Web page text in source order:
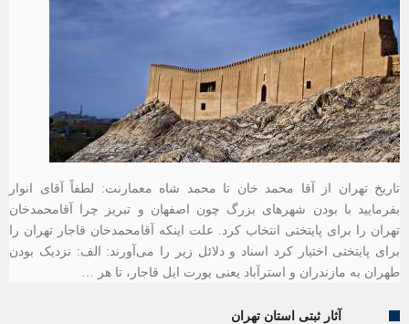
تاریخ تهران از آقا محمد خان تا محمد شاه معمارنت: لطفاً آقای انوار
بفرمایید با بودن شهرهای بزرگ چون اصفهان و تبریز چرا آقامحمدخان
تهران را برای پایتختی انتخاب کرد. علت اینکه آقامحمدخان قاجار تهران را
برای پایتختی اختیار کرد اسناد و دلائل زیر را می‌آورند: الف: نزدیک بودن
طهران به مازندران و استرآباد یعنی یورت ایل قاجار، تا هر …
آثار ثبتی استان تهران